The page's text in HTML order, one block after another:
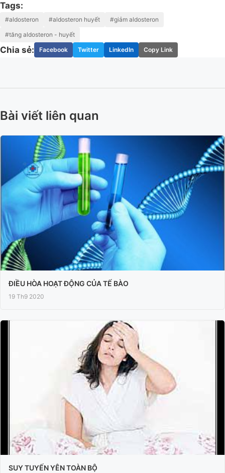
Tags:
#aldosteron #aldosteron huyết
#giảm aldosteron
#tăng aldosteron - huyết
Chia sẻ: Facebook Twitter LinkedIn Copy Link
Bài viết liên quan
ĐIỀU HÒA HOẠT ĐỘNG CỦA TẾ BÀO
19 Th9 2020
SUY TUYẾN YÊN TOÀN BỘ